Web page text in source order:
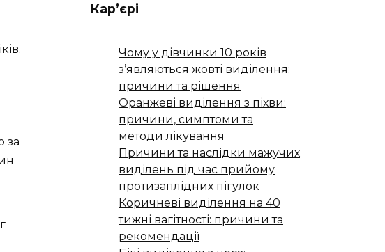
за
Кар’єрі
Чому у дівчинки 10 років
з’являються жовті виділення:
причини та рішення
Оранжеві виділення з піхви:
причини, симптоми та
методи лікування
Причини та наслідки мажучих
виділень під час прийому
протизаплідних пігулок
Коричневі виділення на 40
тижні вагітності: причини та
рекомендації